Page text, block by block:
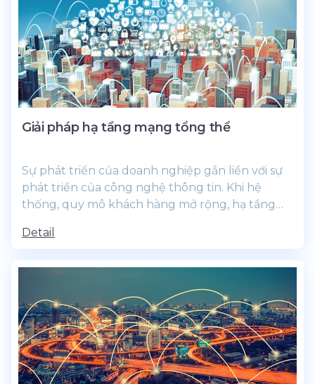
Giải pháp hạ tầng mạng tổng thể
Sự phát triển của doanh nghiệp gắn liền với sự
phát triển của công nghệ thông tin. Khi hệ
thống, quy mô khách hàng mở rộng, hạ tầng
Detail